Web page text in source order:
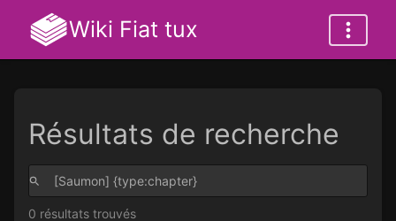
Wiki Fiat tux
Résultats de recherche
0 résultats trouvés